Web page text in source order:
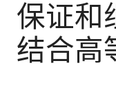
保证和
结合高